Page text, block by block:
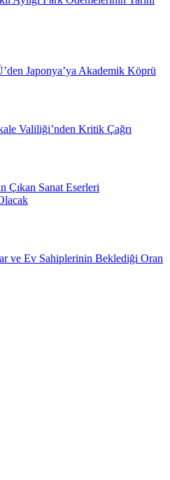
Japonya’ya Akademik Köprü
Valiliği’nden Kritik Çağrı
Çıkan Sanat Eserleri
ve Ev Sahiplerinin Beklediği Oran